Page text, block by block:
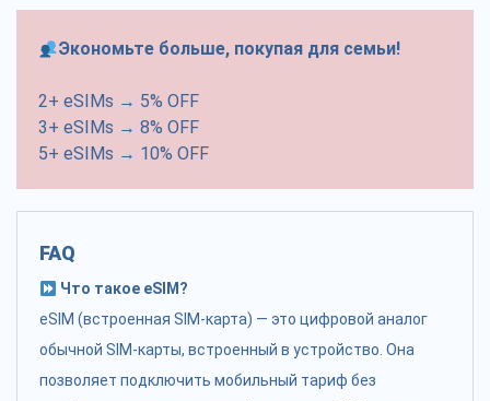
Экономьте больше, покупая для семьи!
2+ eSIMs → 5% OFF
3+ eSIMs → 8% OFF
5+ eSIMs → 10% OFF
FAQ
Что такое eSIM?
eSIM (встроенная SIM-карта) — это цифровой аналог
обычной SIM-карты, встроенный в устройство. Она
позволяет подключить мобильный тариф без